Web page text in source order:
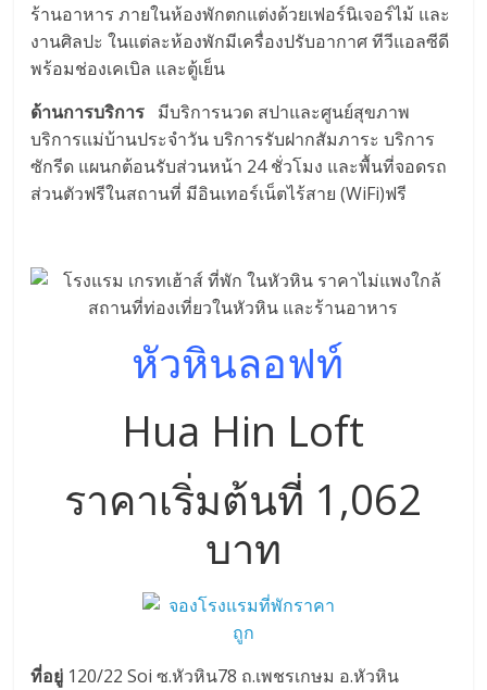
ร้านอาหาร ภายในห้องพักตกแต่งด้วยเฟอร์นิเจอร์ไม้ และ
งานศิลปะ ในแต่ละห้องพักมีเครื่องปรับอากาศ ทีวีแอลซีดี
พร้อมช่องเคเบิล และตู้เย็น
ด้านการบริการ มีบริการนวด สปาและศูนย์สุขภาพ
บริการแม่บ้านประจำวัน บริการรับฝากสัมภาระ บริการ
ซักรีด แผนกต้อนรับส่วนหน้า 24 ชั่วโมง และพื้นที่จอดรถ
ส่วนตัวฟรีในสถานที่ มีอินเทอร์เน็ตไร้สาย (WiFi)ฟรี
หัวหินลอฟท์
Hua Hin Loft
ราคาเริ่มต้นที่ 1,062
บาท
ที่อยู่ 120/22 Soi ซ.หัวหิน78 ถ.เพชรเกษม อ.หัวหิน